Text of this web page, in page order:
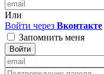
Или
Войти через Вконтакте
Запомнить меня
Войти